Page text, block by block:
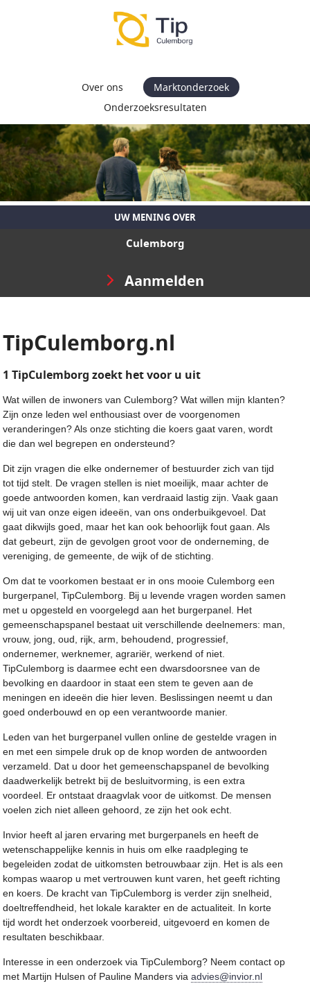
Over ons
Marktonderzoek
Onderzoeksresultaten
UW MENING OVER
Culemborg
Aanmelden
TipCulemborg.nl
1 TipCulemborg zoekt het voor u uit
Wat willen de inwoners van Culemborg? Wat willen mijn klanten?
Zijn onze leden wel enthousiast over de voorgenomen
veranderingen? Als onze stichting die koers gaat varen, wordt
die dan wel begrepen en ondersteund?
Dit zijn vragen die elke ondernemer of bestuurder zich van tijd
tot tijd stelt. De vragen stellen is niet moeilijk, maar achter de
goede antwoorden komen, kan verdraaid lastig zijn. Vaak gaan
wij uit van onze eigen ideeën, van ons onderbuikgevoel. Dat
gaat dikwijls goed, maar het kan ook behoorlijk fout gaan. Als
dat gebeurt, zijn de gevolgen groot voor de onderneming, de
vereniging, de gemeente, de wijk of de stichting.
Om dat te voorkomen bestaat er in ons mooie Culemborg een
burgerpanel, TipCulemborg. Bij u levende vragen worden samen
met u opgesteld en voorgelegd aan het burgerpanel. Het
gemeenschapspanel bestaat uit verschillende deelnemers: man,
vrouw, jong, oud, rijk, arm, behoudend, progressief,
ondernemer, werknemer, agrariër, werkend of niet.
TipCulemborg is daarmee echt een dwarsdoorsnee van de
bevolking en daardoor in staat een stem te geven aan de
meningen en ideeën die hier leven. Beslissingen neemt u dan
goed onderbouwd en op een verantwoorde manier.
Leden van het burgerpanel vullen online de gestelde vragen in
en met een simpele druk op de knop worden de antwoorden
verzameld. Dat u door het gemeenschapspanel de bevolking
daadwerkelijk betrekt bij de besluitvorming, is een extra
voordeel. Er ontstaat draagvlak voor de uitkomst. De mensen
voelen zich niet alleen gehoord, ze zijn het ook echt.
Invior heeft al jaren ervaring met burgerpanels en heeft de
wetenschappelijke kennis in huis om elke raadpleging te
begeleiden zodat de uitkomsten betrouwbaar zijn. Het is als een
kompas waarop u met vertrouwen kunt varen, het geeft richting
en koers. De kracht van TipCulemborg is verder zijn snelheid,
doeltreffendheid, het lokale karakter en de actualiteit. In korte
tijd wordt het onderzoek voorbereid, uitgevoerd en komen de
resultaten beschikbaar.
Interesse in een onderzoek via TipCulemborg? Neem contact op
met Martijn Hulsen of Pauline Manders viaadvies@invior.nl